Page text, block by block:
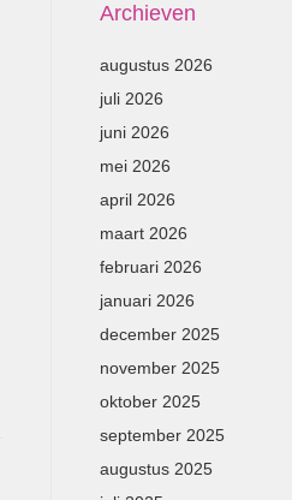
Archieven
augustus 2026
juli 2026
juni 2026
mei 2026
april 2026
maart 2026
februari 2026
januari 2026
december 2025
november 2025
oktober 2025
september 2025
augustus 2025